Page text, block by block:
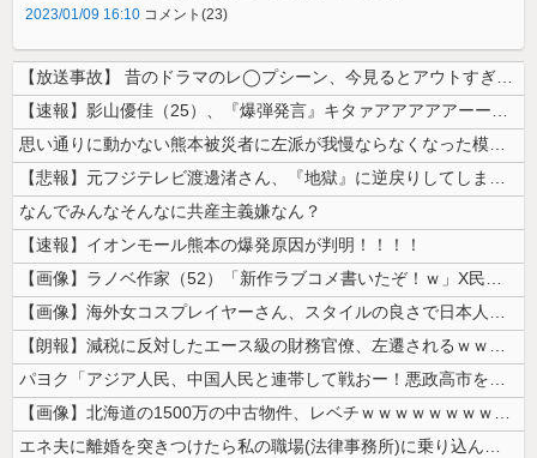
2023/01/09 16:10 コメント(23)
【放送事故】 昔のドラマのレ◯プシーン、今見るとアウトすぎる・・・
【速報】影山優佳（25）、『爆弾発言』キタァアアアアアーーーーー！！
思い通りに動かない熊本被災者に左派が我慢ならなくなった模様、避難所で苦...
【悲報】元フジテレビ渡邊渚さん、『地獄』に逆戻りしてしまう・・・・・
なんでみんなそんなに共産主義嫌なん？
【速報】イオンモール熊本の爆発原因が判明！！！！
【画像】ラノベ作家（52）「新作ラブコメ書いたぞ！ｗ」X民「いい歳こい...
【画像】海外女コスプレイヤーさん、スタイルの良さで日本人を圧倒してしま...
【朗報】減税に反対したエース級の財務官僚、左遷されるｗｗｗｗｗｗ
パヨク「アジア人民、中国人民と連帯して戦おー！悪政高市を打倒するぞー！...
【画像】北海道の1500万の中古物件、レベチｗｗｗｗｗｗｗｗｗｗｗｗｗ...
エネ夫に離婚を突きつけたら私の職場(法律事務所)に乗り込んできた 堂々...